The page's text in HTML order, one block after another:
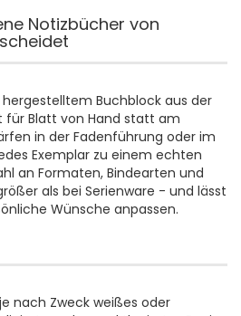
Notizbücher von
Buchblock aus der
Blatt von Hand statt am
in der Fadenführung oder im
Exemplar zu einem echten
an Formaten, Bindearten und
als bei Serienware - und lässt
Wünsche anpassen.
nach Zweck weißes oder